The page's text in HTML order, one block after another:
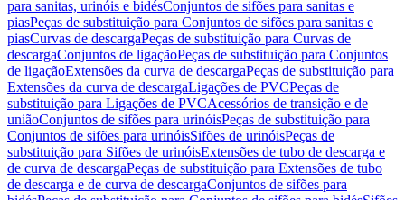
para sanitas, urinóis e bidésConjuntos de sifões para sanitas e
piasPeças de substituição para Conjuntos de sifões para sanitas e
piasCurvas de descargaPeças de substituição para Curvas de
descargaConjuntos de ligaçãoPeças de substituição para Conjuntos
de ligaçãoExtensões da curva de descargaPeças de substituição para
Extensões da curva de descargaLigações de PVCPeças de
substituição para Ligações de PVCAcessórios de transição e de
uniãoConjuntos de sifões para urinóisPeças de substituição para
Conjuntos de sifões para urinóisSifões de urinóisPeças de
substituição para Sifões de urinóisExtensões de tubo de descarga e
de curva de descargaPeças de substituição para Extensões de tubo
de descarga e de curva de descargaConjuntos de sifões para